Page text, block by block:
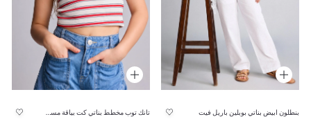
بنطلون ابيض بناتي بوبلين باريل فيت